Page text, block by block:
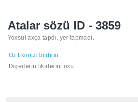
Atalar sözü ID - 3859
Yoxsul axça tapdı, yer tapmadı.
Öz fikrinizi bildirin
Digərlərin fikirlərini oxu